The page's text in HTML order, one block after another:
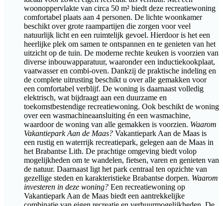
woonoppervlakte van circa 50 m² biedt deze recreatiewoning
comfortabel plaats aan 4 personen. De lichte woonkamer
beschikt over grote raampartijen die zorgen voor veel
natuurlijk licht en een ruimtelijk gevoel. Hierdoor is het een
heerlijke plek om samen te ontspannen en te genieten van het
uitzicht op de tuin. De moderne rechte keuken is voorzien van
diverse inbouwapparatuur, waaronder een inductiekookplaat,
vaatwasser en combi-oven. Dankzij de praktische indeling en
de complete uitrusting beschikt u over alle gemakken voor
een comfortabel verblijf. De woning is daarnaast volledig
elektrisch, wat bijdraagt aan een duurzame en
toekomstbestendige recreatiewoning. Ook beschikt de woning
over een wasmachineaansluiting én een wasmachine,
waardoor de woning van alle gemakken is voorzien. Waarom
Vakantiepark Aan de Maas? Vakantiepark Aan de Maas is
een rustig en waterrijk recreatiepark, gelegen aan de Maas in
het Brabantse Lith. De prachtige omgeving biedt volop
mogelijkheden om te wandelen, fietsen, varen en genieten van
de natuur. Daarnaast ligt het park centraal ten opzichte van
gezellige steden en karakteristieke Brabantse dorpen. Waarom
investeren in deze woning? Een recreatiewoning op
Vakantiepark Aan de Maas biedt een aantrekkelijke